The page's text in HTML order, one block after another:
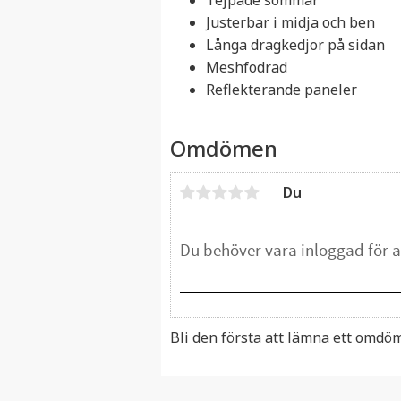
Justerbar i midja och ben
Långa dragkedjor på sidan
Meshfodrad
Reflekterande paneler
Omdömen
Du
Bli den första att lämna ett